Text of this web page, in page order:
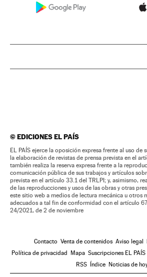
©EDICIONES EL PAÍS
EL PAÍS ejerce la oposición expresa frente al uso de
la elaboración de revistas de prensa prevista en el
también realiza la reserva expresa frente a la
comunicación pública de sus trabajos y artículos
prevista en el artículo 33.1 del TRLPI; y, asimismo,
de las reproducciones y usos de las obras y otras
este sitio web a medios de lectura mecánica u otros
adecuados a tal fin de conformidad con el artículo
24/2021, de 2 de noviembre
Contacto Venta de contenidos Aviso legal
Política de privacidad
Mapa Suscripciones EL PAÍS
RSS
Índice Noticias de